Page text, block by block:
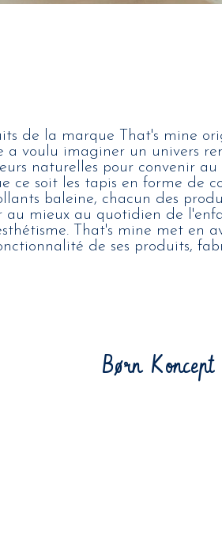
de la marque That's mine
a voulu imaginer un univers
naturelles pour convenir
ce soit les tapis en forme de
baleine, chacun des
mieux au quotidien de
That's mine met en
de ses produits,
Børn